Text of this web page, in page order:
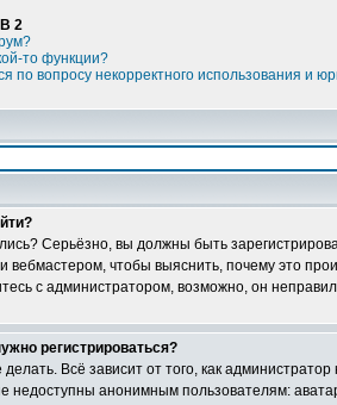
2
то функции?
по вопросу некорректного использования и
Серьёзно, вы должны быть
вебмастером, чтобы выяснить, почему это
с администратором, возможно, он
регистрироваться?
делать. Всё зависит от того, как
недоступны анонимным пользователям: